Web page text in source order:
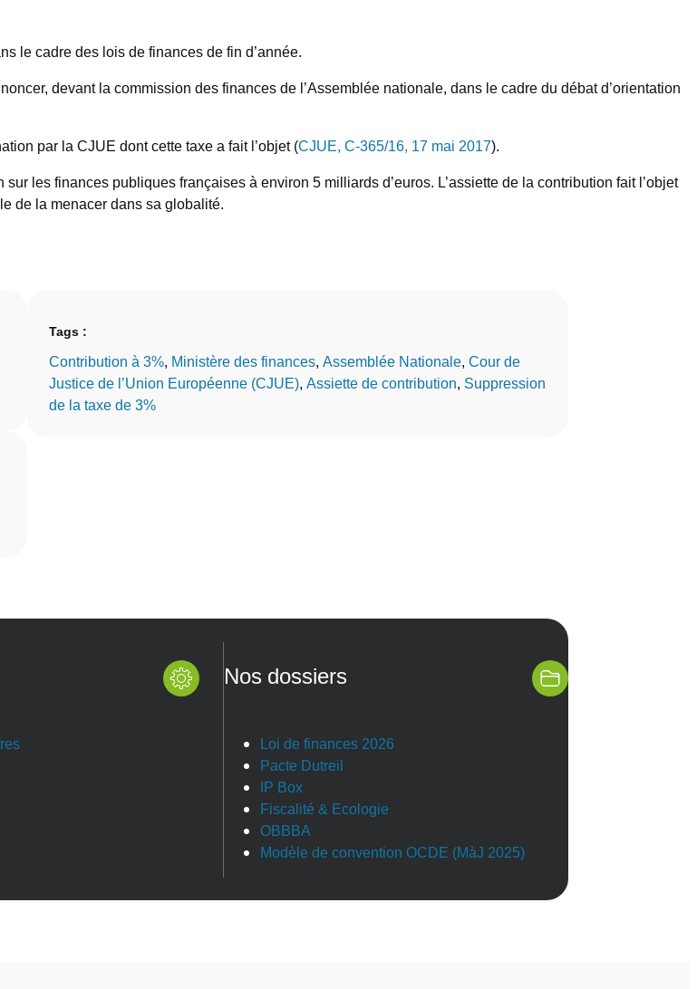
le cadre des lois de finances de fin d’année.
devant la commission des finances de l’Assemblée nationale, dans le cadre du débat d’orientation
par la CJUE dont cette taxe a fait l’objet (CJUE, C-365/16, 17 mai 2017).
les finances publiques françaises à environ 5 milliards d’euros. L’assiette de la contribution fait l’objet
de la menacer dans sa globalité.
Tags :
Contribution à 3%, Ministère des finances, Assemblée Nationale, Cour de
Justice de l’Union Européenne (CJUE), Assiette de contribution, Suppression
de la taxe de 3%
Nos dossiers
Loi de finances 2026
Pacte Dutreil
IP Box
Fiscalité & Ecologie
OBBBA
Modèle de convention OCDE (MàJ 2025)